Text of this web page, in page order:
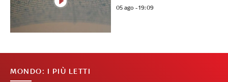
05 ago - 19:09
MONDO: I PIÙ LETTI